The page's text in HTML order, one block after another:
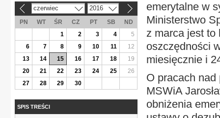
emerytalne w
Ministerstwo
z marca jest to
oszczędności
miesięcznie i
O pracach nad
MSWiA
obniżenia
czerwiec 2016
PN WT ŚR CZ PT SB
ND
1
2 3 4
5
6
7 8 9 10 11
12
13
14 15 16 17 18
19
20
21 22 23 24 25
26
27
28 29 30
SPIS TREŚCI